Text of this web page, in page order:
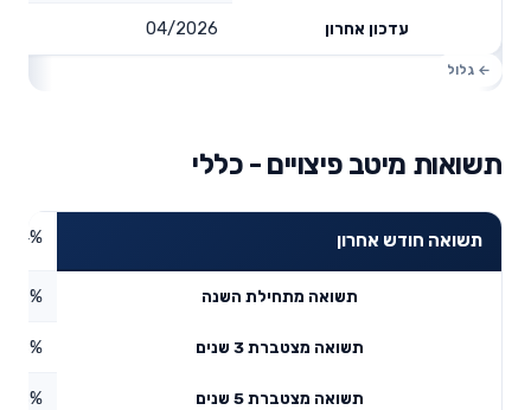
עדכון אחרון 04/2026
תשואות מיטב פיצויים - כללי
תשואה חודש אחרון
תשואה מתחילת השנה
תשואה מצטברת 3 שנים
תשואה מצטברת 5 שנים